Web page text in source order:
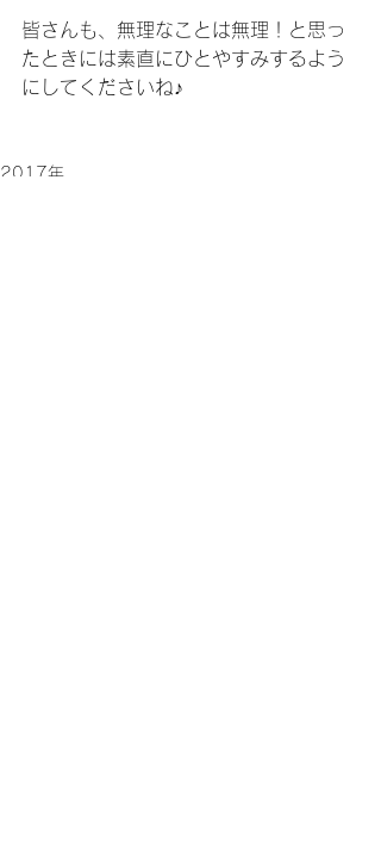
皆さんも、無理なことは無理！と思っ
たときには素直にひとやすみするよう
にしてくださいね♪
2017年